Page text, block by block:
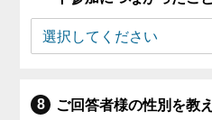
ご回答者様の性別を教